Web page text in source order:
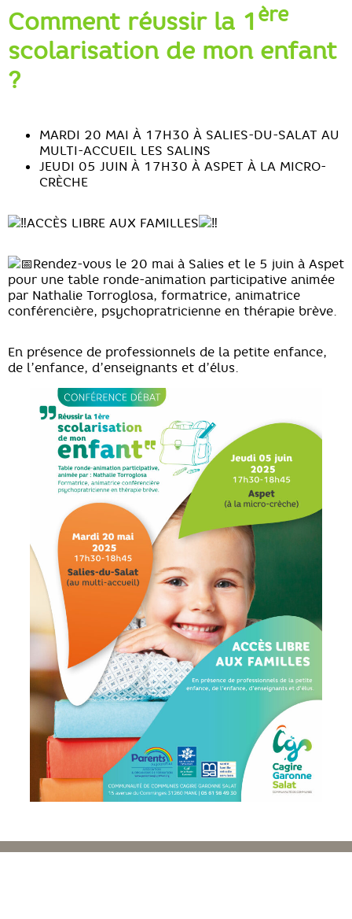
Comment réussir la 1ère
scolarisation de mon enfant
?
MARDI 20 MAI À 17H30 À SALIES-DU-SALAT AU
MULTI-ACCUEIL LES SALINS
JEUDI 05 JUIN À 17H30 À ASPET À LA MICRO-
CRÈCHE
ACCÈS LIBRE AUX FAMILLES
Rendez-vous le 20 mai à Salies et le 5 juin à Aspet
pour une table ronde-animation participative animée
par Nathalie Torroglosa, formatrice, animatrice
conférencière, psychopratricienne en thérapie brève.
En présence de professionnels de la petite enfance,
de l’enfance, d’enseignants et d’élus.